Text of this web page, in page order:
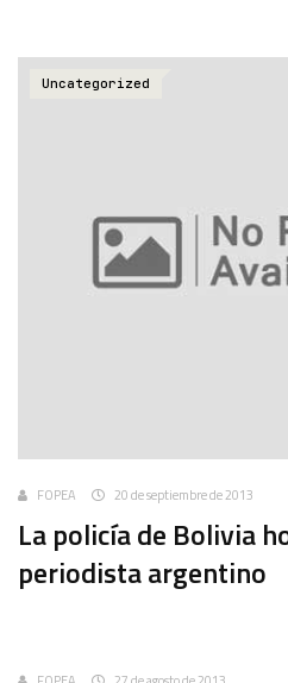
Uncategorized
FOPEA 20 de septiembre de 2013
La policía de Bolivia
periodista argentino